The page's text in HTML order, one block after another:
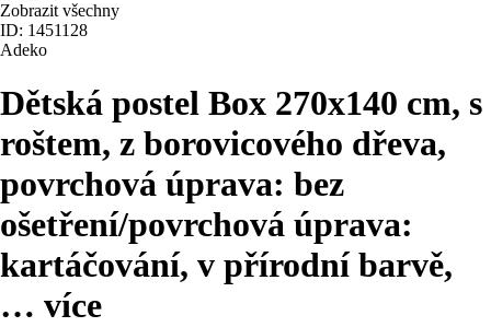
Zobrazit všechny
ID: 1451128
Adeko
Dětská postel Box 270x140 cm, s
roštem, z borovicového dřeva,
povrchová úprava: bez
ošetření/povrchová úprava:
kartáčování, v přírodní barvě,
… více